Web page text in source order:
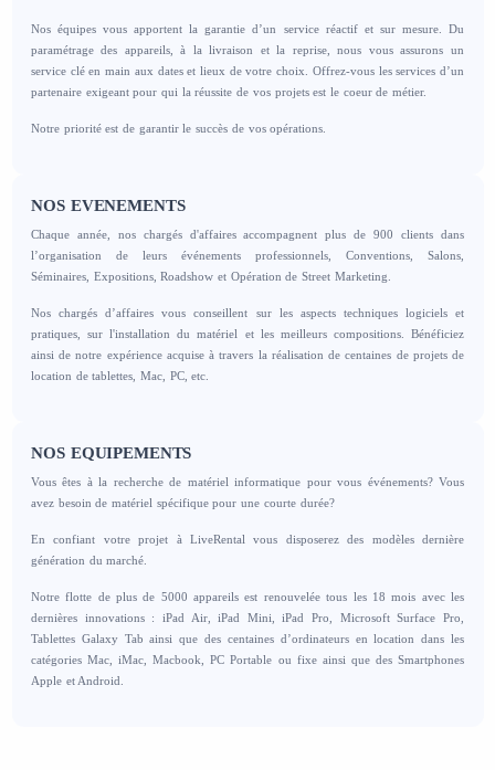
Nos équipes vous apportent la garantie d’un service réactif et sur mesure. Du
paramétrage des appareils, à la livraison et la reprise, nous vous assurons un
service clé en main aux dates et lieux de votre choix. Offrez-vous les services d’un
partenaire exigeant pour qui la réussite de vos projets est le coeur de métier.
Notre priorité est de garantir le succès de vos opérations.
NOS EVENEMENTS
Chaque année, nos chargés d'affaires accompagnent plus de 900 clients dans
l’organisation de leurs événements professionnels, Conventions, Salons,
Séminaires, Expositions, Roadshow et Opération de Street Marketing.
Nos chargés d’affaires vous conseillent sur les aspects techniques logiciels et
pratiques, sur l'installation du matériel et les meilleurs compositions. Bénéficiez
ainsi de notre expérience acquise à travers la réalisation de centaines de projets de
location de tablettes, Mac, PC, etc.
NOS EQUIPEMENTS
Vous êtes à la recherche de matériel informatique pour vous événements? Vous
avez besoin de matériel spécifique pour une courte durée?
En confiant votre projet à LiveRental vous disposerez des modèles dernière
génération du marché.
Notre flotte de plus de 5000 appareils est renouvelée tous les 18 mois avec les
dernières innovations : iPad Air, iPad Mini, iPad Pro, Microsoft Surface Pro,
Tablettes Galaxy Tab ainsi que des centaines d’ordinateurs en location dans les
catégories Mac, iMac, Macbook, PC Portable ou fixe ainsi que des Smartphones
Apple et Android.